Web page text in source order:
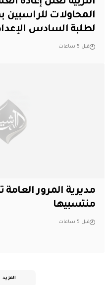
المحاولات للراسبين
لطلبة السادس
قبل 5 ساعات
مديرية المرور العامة
منتسبيها
قبل 5 ساعات
المزيد